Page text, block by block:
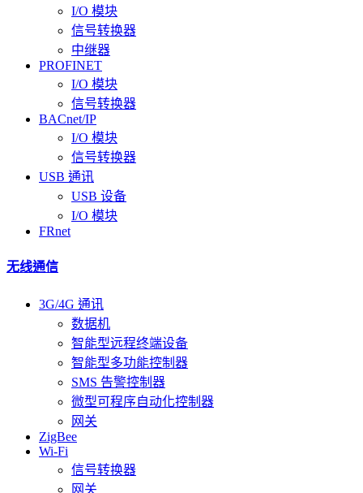
I/O 模块
信号转换器
中继器
PROFINET
I/O 模块
信号转换器
BACnet/IP
I/O 模块
信号转换器
USB 通讯
USB 设备
I/O 模块
FRnet
无线通信
3G/4G 通讯
数据机
智能型远程终端设备
智能型多功能控制器
SMS 告警控制器
微型可程序自动化控制器
网关
ZigBee
Wi-Fi
信号转换器
网关